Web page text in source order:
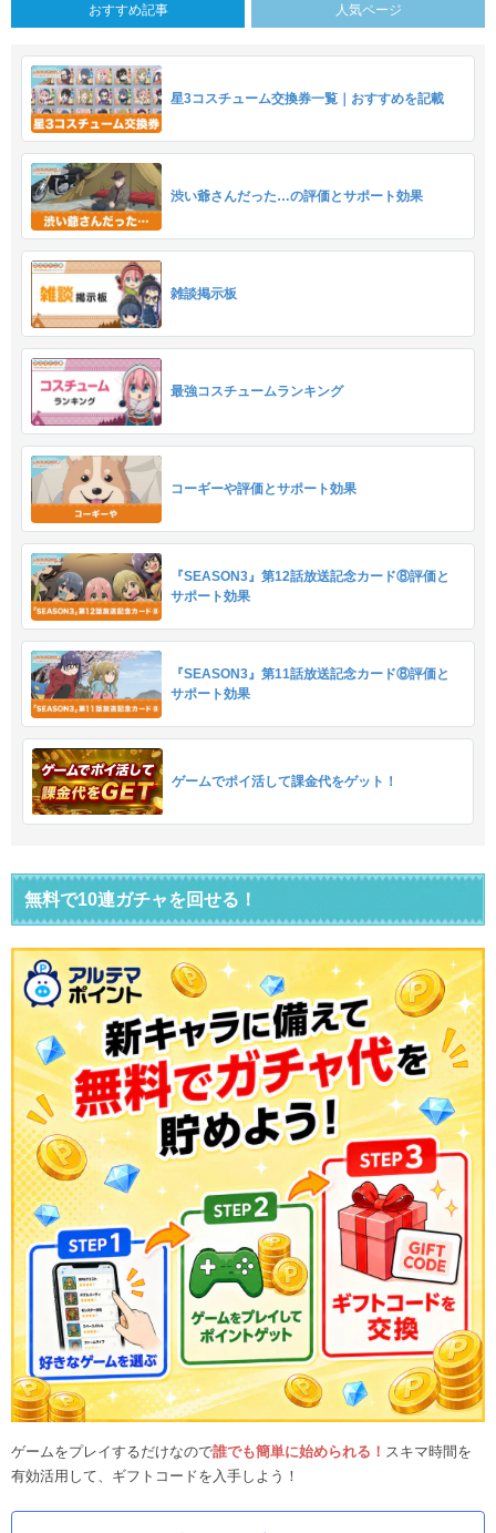
おすすめ記事 人気ページ
星3コスチューム交換券一覧｜おすすめを記載
渋い爺さんだった…の評価とサポート効果
雑談掲示板
最強コスチュームランキング
コーギーや評価とサポート効果
『SEASON3』第12話放送記念カード⑧評価と
サポート効果
『SEASON3』第11話放送記念カード⑧評価と
サポート効果
ゲームでポイ活して課金代をゲット！
無料で10連ガチャを回せる！
ゲームをプレイするだけなので誰でも簡単に始められる！ スキマ時間を
有効活用して、ギフトコードを入手しよう！